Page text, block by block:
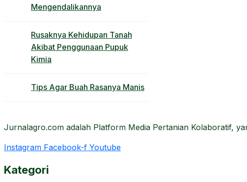
Mengendalikannya
Rusaknya Kehidupan Tanah
Akibat Penggunaan Pupuk
Kimia
Tips Agar Buah Rasanya Manis
Jurnalagro.com adalah Platform Media Pertanian Kolaboratif,
Instagram Facebook-f Youtube
Kategori